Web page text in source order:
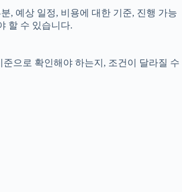
, 예상 일정, 비용에 대한 기준, 진행 가능
할 수 있습니다.
으로 확인해야 하는지, 조건이 달라질 수